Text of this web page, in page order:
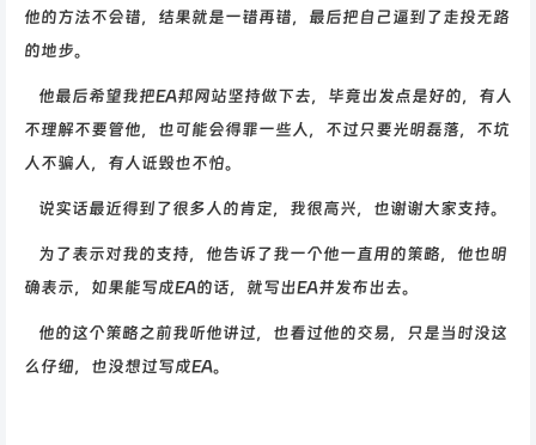
他的方法不会错，结果就是一错再错，最后把自己逼到了走投无路
的地步。
他最后希望我把EA邦网站坚持做下去，毕竟出发点是好的，有人
不理解不要管他，也可能会得罪一些人，不过只要光明磊落，不坑
人不骗人，有人诋毁也不怕。
说实话最近得到了很多人的肯定，我很高兴，也谢谢大家支持。
为了表示对我的支持，他告诉了我一个他一直用的策略，他也明
确表示，如果能写成EA的话，就写出EA并发布出去。
他的这个策略之前我听他讲过，也看过他的交易，只是当时没这
么仔细，也没想过写成EA。